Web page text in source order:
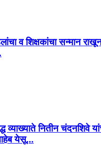
व शिक्षकांचा सन्मान
व्याख्याते नितीन चंदनशिवे
येसू...